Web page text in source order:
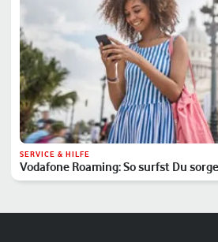
SERVICE & HILFE
Vodafone Roaming: So surfst Du